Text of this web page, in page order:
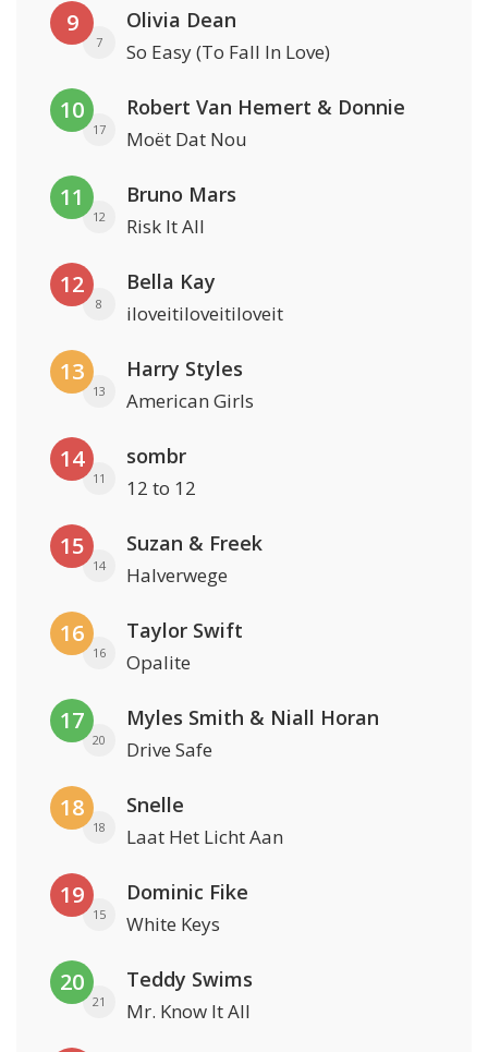
9
7
Olivia Dean
So Easy (To Fall In Love)
10
17
Robert Van Hemert & Donnie
Moët Dat Nou
11
12
Bruno Mars
Risk It All
12
8
Bella Kay
iloveitiloveitiloveit
13
13
Harry Styles
American Girls
14
11
sombr
12 to 12
15
14
Suzan & Freek
Halverwege
16
16
Taylor Swift
Opalite
17
20
Myles Smith & Niall Horan
Drive Safe
18
18
Snelle
Laat Het Licht Aan
19
15
Dominic Fike
White Keys
20
21
Teddy Swims
Mr. Know It All